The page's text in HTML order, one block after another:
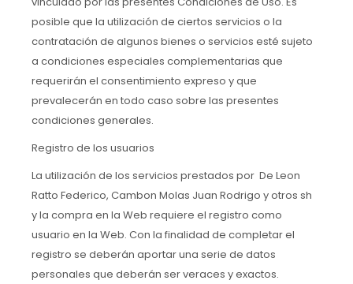
posible que la utilización de ciertos servicios o la
contratación de algunos bienes o servicios esté sujeto
a condiciones especiales complementarias que
requerirán el consentimiento expreso y que
prevalecerán en todo caso sobre las presentes
condiciones generales.
Registro de los usuarios
La utilización de los servicios prestados por De Leon
Ratto Federico, Cambon Molas Juan Rodrigo y otros sh
y la compra en la Web requiere el registro como
usuario en la Web. Con la finalidad de completar el
registro se deberán aportar una serie de datos
personales que deberán ser veraces y exactos.